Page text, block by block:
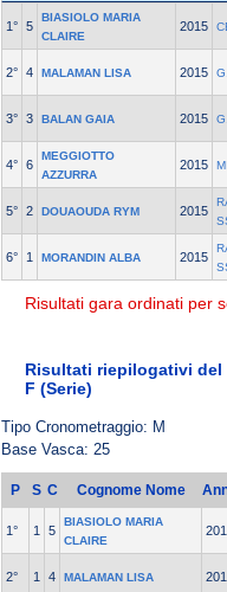
1° 5
BIASIOLO MARIA
CLAIRE
2015
2° 4 MALAMAN LISA 2015
3° 3 BALAN GAIA 2015
4° 6
MEGGIOTTO
AZZURRA
2015
5° 2 DOUAOUDA RYM 2015
6° 1 MORANDIN ALBA 2015
Risultati gara ordinati per
Risultati riepilogativi del
F (Serie)
Tipo Cronometraggio: M
Base Vasca: 25
P S C Cognome Nome
1° 1 5
BIASIOLO MARIA
CLAIRE
2° 1 4 MALAMAN LISA